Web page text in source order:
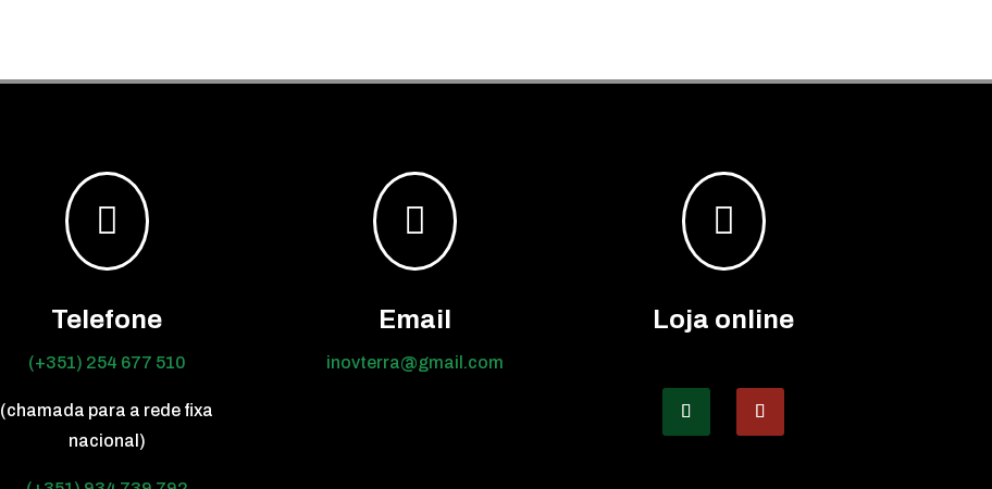

Telefone
(+351) 254 677 510
(chamada para a rede fixa
nacional)

Email
inovterra@gmail.com

Loja online